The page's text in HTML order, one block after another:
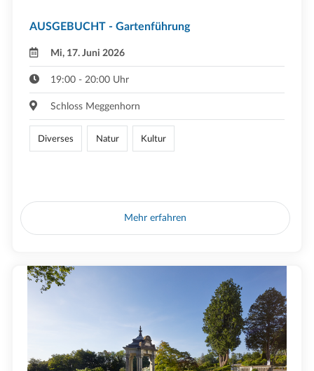
AUSGEBUCHT - Gartenführung
Mi, 17. Juni 2026
19:00 - 20:00 Uhr
Schloss Meggenhorn
Diverses Natur Kultur
Mehr erfahren